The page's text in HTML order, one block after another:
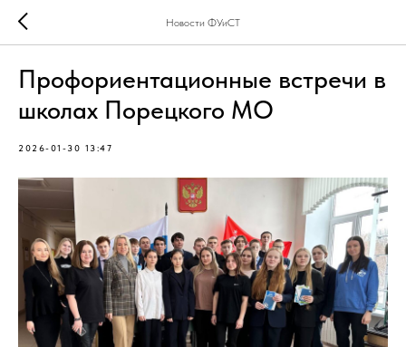
Новости ФУиСТ
Профориентационные встречи в
школах Порецкого МО
2026-01-30 13:47